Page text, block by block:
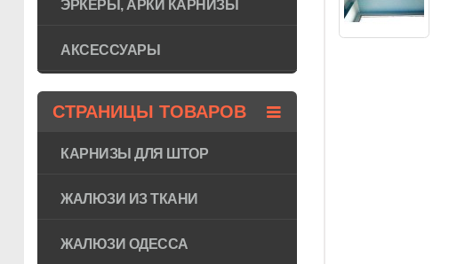
ЭРКЕРЫ, АРКИ КАРНИЗЫ
АКСЕССУАРЫ
СТРАНИЦЫ ТОВАРОВ
КАРНИЗЫ ДЛЯ ШТОР
ЖАЛЮЗИ ИЗ ТКАНИ
ЖАЛЮЗИ ОДЕССА